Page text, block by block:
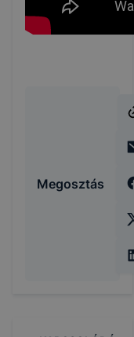
Megosztás